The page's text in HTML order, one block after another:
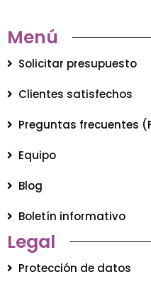
Menú
Solicitar presupuesto
Clientes satisfechos
Preguntas frecuentes
Equipo
Blog
Boletín informativo
Legal
Protección de datos